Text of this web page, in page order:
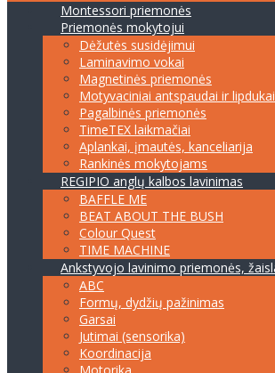
Montessori priemonės
Priemonės mokytojui
Dėžutės susidėjimui
Laminavimo vokai
Magnetinės priemonės
Motyvaciniai antspaudai ir lipdukai
Pagalbinės priemonės
TimeTEX laikmačiai
Aplankai, įmautės, kanceliarija
Rankinės mokytojams
REGIPIO anglų kalbos lavinimas
BAFFLE ME
BEAT ABOUT THE BUSH
Colour Quest
TIME MACHINE
Ankstyvojo lavinimo priemonės,
ABC
Formų, dydžių pažinimas
Garsai
Jutimai (sensorika)
Koordinacija
Motorika